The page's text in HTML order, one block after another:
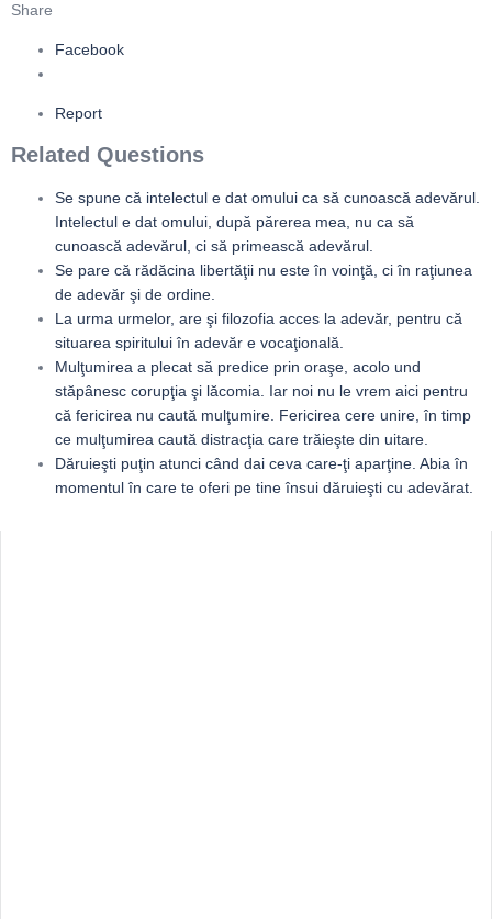
Share
Facebook
Report
Related Questions
Se spune că intelectul e dat omului ca să cunoască adevărul.
Intelectul e dat omului, după părerea mea, nu ca să
cunoască adevărul, ci să primească adevărul.
Se pare că rădăcina libertăţii nu este în voinţă, ci în raţiunea
de adevăr şi de ordine.
La urma urmelor, are şi filozofia acces la adevăr, pentru că
situarea spiritului în adevăr e vocaţională.
Mulţumirea a plecat să predice prin oraşe, acolo und
stăpânesc corupţia şi lăcomia. Iar noi nu le vrem aici pentru
că fericirea nu caută mulţumire. Fericirea cere unire, în timp
ce mulţumirea caută distracţia care trăieşte din uitare.
Dăruieşti puţin atunci când dai ceva care-ţi aparţine. Abia în
momentul în care te oferi pe tine însui dăruieşti cu adevărat.